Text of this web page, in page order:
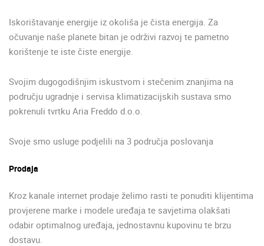
Iskorištavanje energije iz okoliša je čista energija. Za
očuvanje naše planete bitan je održivi razvoj te pametno
korištenje te iste čiste energije.
Svojim dugogodišnjim iskustvom i stečenim znanjima na
području ugradnje i servisa klimatizacijskih sustava smo
pokrenuli tvrtku Aria Freddo d.o.o.
Svoje smo usluge podjelili na 3 područja poslovanja
Prodaja
Kroz kanale internet prodaje želimo rasti te ponuditi klijentima
provjerene marke i modele uređaja te savjetima olakšati
odabir optimalnog uređaja, jednostavnu kupovinu te brzu
dostavu.